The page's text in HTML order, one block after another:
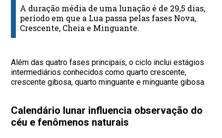
A duração média de uma lunação é de 29,5 dias,
período em que a Lua passa pelas fases Nova,
Crescente, Cheia e Minguante.
Além das quatro fases principais, o ciclo inclui estágios
intermediários conhecidos como quarto crescente,
crescente gibosa, quarto minguante e minguante gibosa.
Calendário lunar influencia observação do
céu e fenômenos naturais